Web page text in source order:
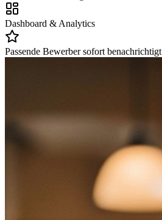
Dashboard & Analytics
Passende Bewerber sofort benachrichtigt